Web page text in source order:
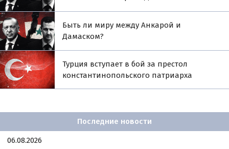
Быть ли миру между Анкарой и
Дамаском?
Турция вступает в бой за престол
константинопольского патриарха
Последние новости
06.08.2026